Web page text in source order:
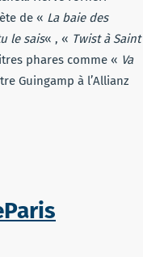
de « La baie des
le sais« , « Twist à Saint
phares comme « Va
Guingamp à l’Allianz